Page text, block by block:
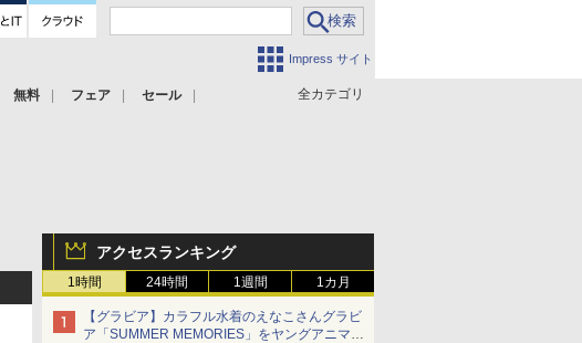
Impress サイト
全カテゴリ
無料 フェア セール
アクセスランキング
1時間 24時間 1週間 1カ月
【グラビア】カラフル水着のえなこさんグラビ
ア「SUMMER MEMORIES」をヤングアニマル